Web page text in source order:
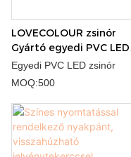
LOVECOLOUR zsinór
Gyártó egyedi PVC LED
zsinór nyakpánt
rendezvényfesztiválhoz
Egyedi PVC LED zsinór
MOQ:500